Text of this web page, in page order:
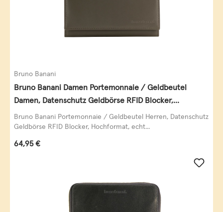
Bruno Banani
Bruno Banani Damen Portemonnaie / Geldbeutel
Damen, Datenschutz Geldbörse RFID Blocker,
Querformat, echt Leder, taupe
Bruno Banani Portemonnaie / Geldbeutel Herren, Datenschutz
Geldbörse RFID Blocker, Hochformat, echt...
Regulärer Preis:
64,95 €